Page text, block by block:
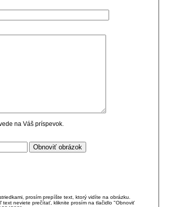
na Váš príspevok.
prosím prepíšte text, ktorý vidíte na obrázku.
neviete prečítať, kliknite prosím na tlačidlo "Obnoviť